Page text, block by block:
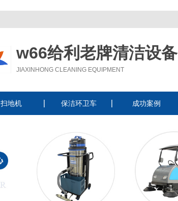
w66给利老牌清洁设备
JIAXINHONG CLEANING EQUIPMENT
扫地机 保洁环卫车 成功案例